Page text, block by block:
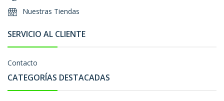
Nuestras Tiendas
SERVICIO AL CLIENTE
Contacto
CATEGORÍAS DESTACADAS